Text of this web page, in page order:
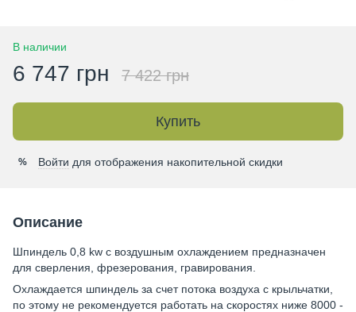
В наличии
6 747 грн 7 422 грн
Купить
% Войти для отображения накопительной скидки
Описание
Шпиндель 0,8 kw с воздушным охлаждением предназначен
для сверления, фрезерования, гравирования.
Охлаждается шпиндель за счет потока воздуха с крыльчатки,
по этому не рекомендуется работать на скоростях ниже 8000 -